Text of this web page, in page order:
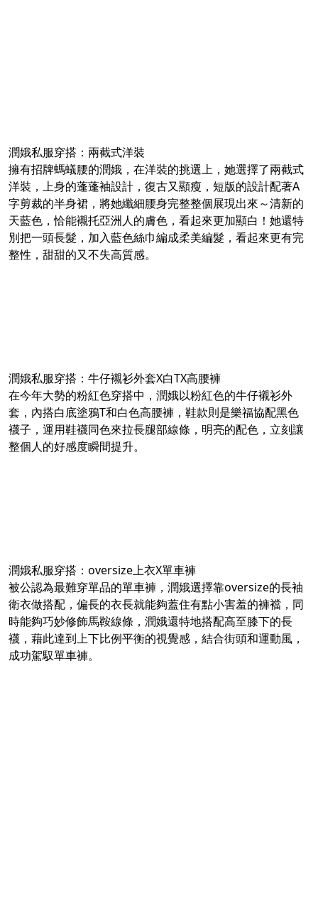
潤娥私服穿搭：兩截式洋裝
擁有招牌螞蟻腰的潤娥，在洋裝的挑選上，她選擇了兩截式
洋裝，上身的蓬蓬袖設計，復古又顯瘦，短版的設計配著A
字剪裁的半身裙，將她纖細腰身完整整個展現出來～清新的
天藍色，恰能襯托亞洲人的膚色，看起來更加顯白！她還特
別把一頭長髮，加入藍色絲巾編成柔美編髮，看起來更有完
整性，甜甜的又不失高質感。
潤娥私服穿搭：牛仔襯衫外套X白TX高腰褲
在今年大勢的粉紅色穿搭中，潤娥以粉紅色的牛仔襯衫外
套，內搭白底塗鴉T和白色高腰褲，鞋款則是樂福協配黑色
襪子，運用鞋襪同色來拉長腿部線條，明亮的配色，立刻讓
整個人的好感度瞬間提升。
潤娥私服穿搭：oversize上衣X單車褲
被公認為最難穿單品的單車褲，潤娥選擇靠oversize的長袖
衛衣做搭配，偏長的衣長就能夠蓋住有點小害羞的褲襠，同
時能夠巧妙修飾馬鞍線條，潤娥還特地搭配高至膝下的長
襪，藉此達到上下比例平衡的視覺感，結合街頭和運動風，
成功駕馭單車褲。